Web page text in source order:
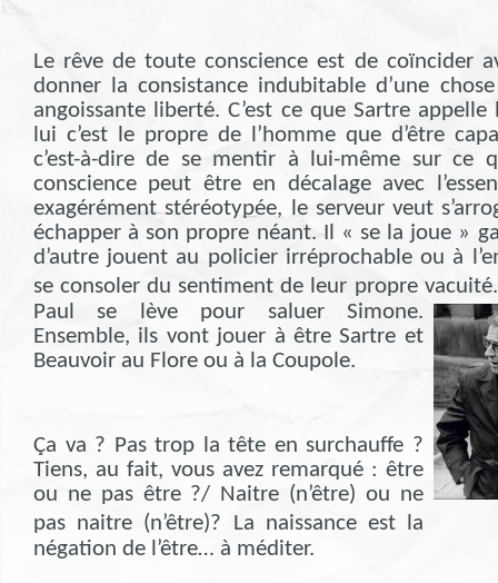
Le rêve de toute conscience est de coïncider
donner la consistance indubitable d’une
angoissante liberté. C’est ce que Sartre
lui c’est le propre de l’homme que d’être
c’est-à-dire de se mentir à lui-même sur ce
conscience peut être en décalage avec
exagérément stéréotypée, le serveur veut
échapper à son propre néant. Il « se la joue »
d’autre jouent au policier irréprochable ou à
se consoler du sentiment de leur propre vacuité.
Paul se lève pour saluer Simone.
Ensemble, ils vont jouer à être Sartre et
Beauvoir au Flore ou à la Coupole.
Ça va ? Pas trop la tête en surchauffe ?
Tiens, au fait, vous avez remarqué : être
ou ne pas être ?/ Naitre (n’être) ou ne
pas naitre (n’être)?
La naissance est la
négation de l’être… à méditer.